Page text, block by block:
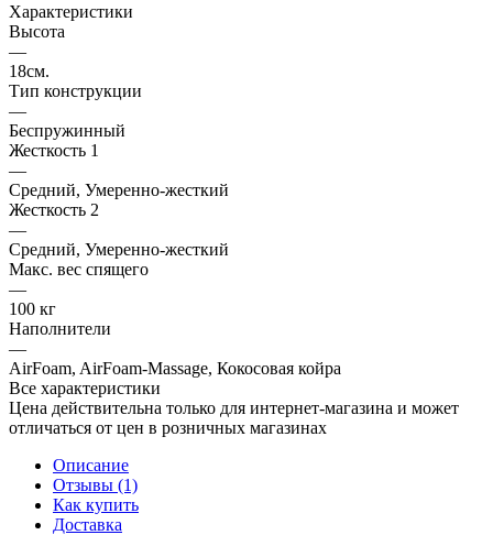
Характеристики
Высота
—
18см.
Тип конструкции
—
Беспружинный
Жесткость 1
—
Средний, Умеренно-жесткий
Жесткость 2
—
Средний, Умеренно-жесткий
Макс. вес спящего
—
100 кг
Наполнители
—
AirFoam, AirFoam-Massage, Кокосовая койра
Все характеристики
Цена действительна только для интернет-магазина и может
отличаться от цен в розничных магазинах
Описание
Отзывы (1)
Как купить
Доставка